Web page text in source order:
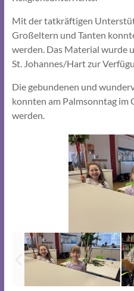
Mit der tatkräftigen
Großeltern und Tanten
werden. Das Material wurde
St. Johannes/Hart zur
Die gebundenen und
konnten am Palmsonntag im
werden.